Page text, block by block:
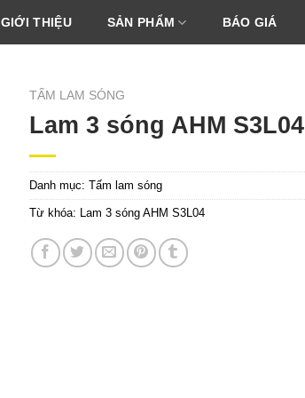
GIỚI THIỆU SẢN PHẨM BÁO GIÁ
TẤM LAM SÓNG
Lam 3 sóng AHM S3L04
Danh mục: Tấm lam sóng
Từ khóa: Lam 3 sóng AHM S3L04